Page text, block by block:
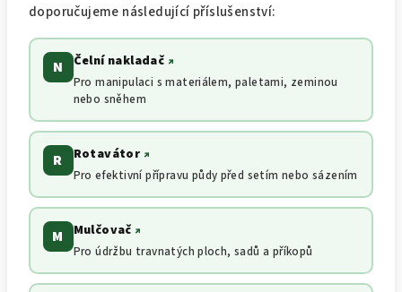
doporučujeme následující příslušenství:
N Čelní nakladač ↗
Pro manipulaci s materiálem, paletami, zeminou
nebo sněhem
R Rotavátor ↗
Pro efektivní přípravu půdy před setím nebo sázením
M Mulčovač ↗
Pro údržbu travnatých ploch, sadů a příkopů